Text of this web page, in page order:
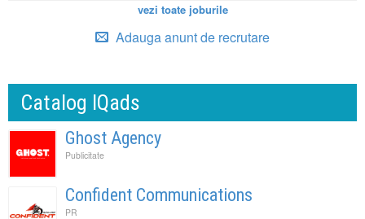
vezi toate joburile
Adauga anunt de recrutare
Catalog IQads
Ghost Agency
Publicitate
Confident Communications
PR